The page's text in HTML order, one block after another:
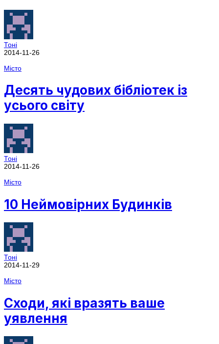
Тоні
2014-11-26
Місто
Десять чудових бібліотек із
усього світу
Тоні
2014-11-26
Місто
10 Неймовірних Будинків
Тоні
2014-11-29
Місто
Сходи, які вразять ваше
уявлення